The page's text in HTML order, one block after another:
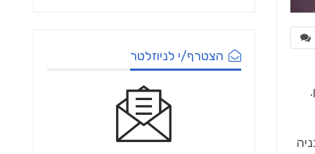
הצטרף/י לניוזלטר